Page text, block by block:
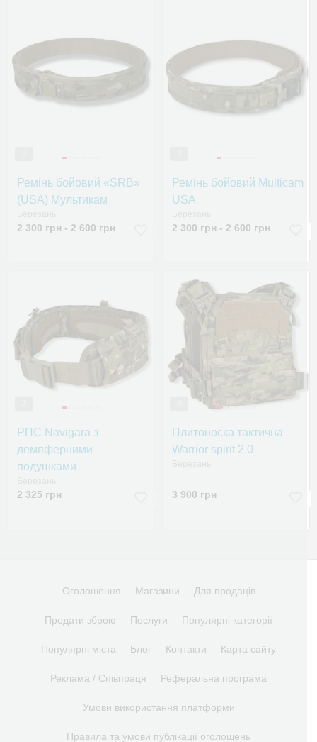
Ремінь бойовий «SRB»
(USA) Мультикам
2 300 грн - 2 600 грн
Ремінь бойовий Multicam
USA
2 300 грн - 2 600 грн
РПС Navigara з
демпферними
подушками
2 325 грн
Плитоноска тактична
Warrior spirit 2.0
3 900 грн
Оголошення Магазини Для продаців
Продати зброю Послуги Популярні категорії
Популярні міста Блог Контакти Карта сайту
Реклама / Співпраця Реферальна програма
Умови використання платформи
Правила та умови публікації оголошень